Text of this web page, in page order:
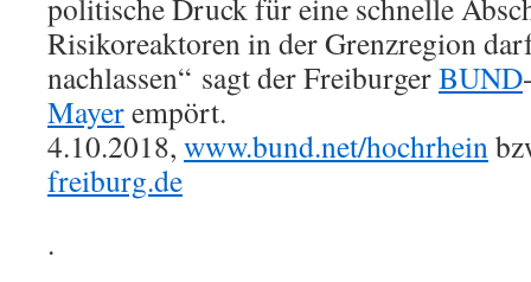
politische Druck für eine schnelle
Risikoreaktoren in der Grenzregion
nachlassen“ sagt der FreiburgerBUND
Mayerempört.
4.10.2018, www.bund.net/hochrhein
freiburg.de
.